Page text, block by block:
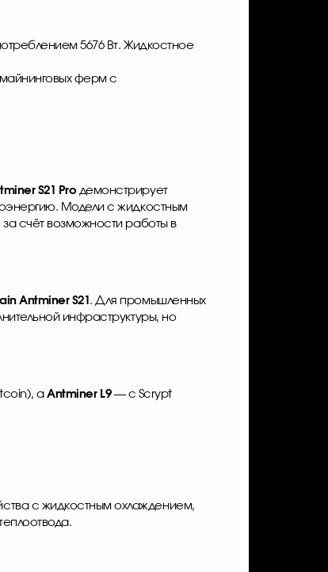
5676 Вт. Жидкостное
ферм с
S21 Proдемонстрирует
Модели с жидкостным
счёт возможности работы в
Antminer S21 . Для промышленных
инфраструктуры, но
аAntminer L9— с Scrypt
с жидкостным охлаждением,